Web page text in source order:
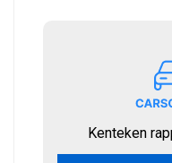
Kenteken